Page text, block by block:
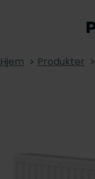
Hjem Produkter